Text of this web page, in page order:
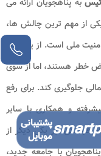
از مهم ترین چالش ها،
ملی است. از یک سو،
خطر هستند، اما از سوی
جلوگیری کند. برای رفع
و همکاری با سایر
فرهنگی نیز یکی دیگر از
با جامعه جدید،
پشتیبانی
موبایل